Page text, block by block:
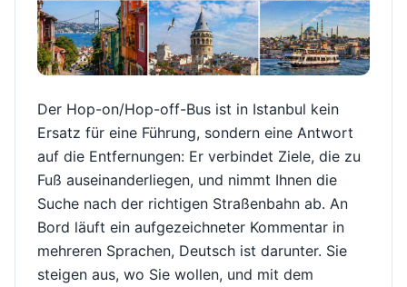
Der Hop-on/Hop-off-Bus ist in Istanbul kein
Ersatz für eine Führung, sondern eine Antwort
auf die Entfernungen: Er verbindet Ziele, die zu
Fuß auseinanderliegen, und nimmt Ihnen die
Suche nach der richtigen Straßenbahn ab. An
Bord läuft ein aufgezeichneter Kommentar in
mehreren Sprachen, Deutsch ist darunter. Sie
steigen aus, wo Sie wollen, und mit dem